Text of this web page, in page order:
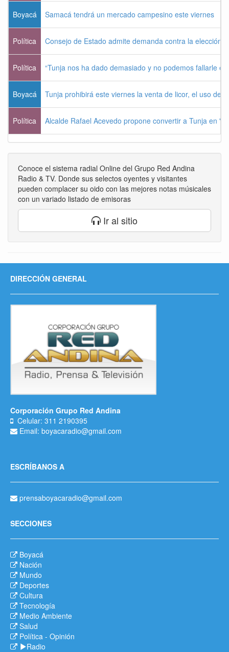
Boyacá Samacá tendrá un mercado campesino este viernes
Política Consejo de Estado admite demanda contra la elección
Política “Tunja nos ha dado demasiado y no podemos fallarle
Boyacá Tunja prohibirá este viernes la venta de licor, el uso de
Política Alcalde Rafael Acevedo propone convertir a Tunja en
Conoce el sistema radial Online del Grupo Red Andina
Radio & TV. Donde sus selectos oyentes y visitantes
pueden complacer su oido con las mejores notas músicales
con un variado listado de emisoras
Ir al sitio
DIRECCIÓN GENERAL
Corporación Grupo Red Andina
Celular: 311 2190395
Email: boyacaradio@gmail.com
ESCRÍBANOS A
prensaboyacaradio@gmail.com
SECCIONES
Boyacá
Nación
Mundo
Deportes
Cultura
Tecnología
Medio Ambiente
Salud
Política - Opinión
Radio